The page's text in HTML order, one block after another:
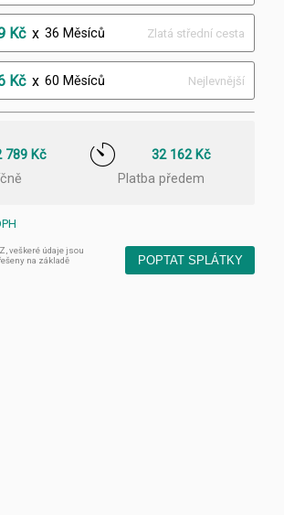
Kč x 36 Měsíců Zlatá střední cesta
Kč x 60 Měsíců Nejlevnější
789 Kč
32 162 Kč
Platba předem
veškeré údaje jsou
na základě
POPTAT SPLÁTKY